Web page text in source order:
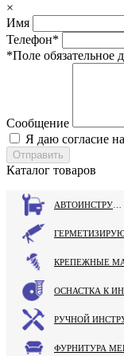
×
Имя
Телефон*
*Поле обязательное
Сообщение
Я даю согласие на
Каталог товаров